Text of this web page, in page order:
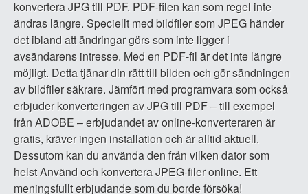
konvertera JPG till PDF. PDF-filen kan som regel inte
ändras längre. Speciellt med bildfiler som JPEG händer
det ibland att ändringar görs som inte ligger i
avsändarens intresse. Med en PDF-fil är det inte längre
möjligt. Detta tjänar din rätt till bilden och gör sändningen
av bildfiler säkrare. Jämfört med programvara som också
erbjuder konverteringen av JPG till PDF – till exempel
från ADOBE – erbjudandet av online-konverteraren är
gratis, kräver ingen installation och är alltid aktuell.
Dessutom kan du använda den från vilken dator som
helst Använd och konvertera JPEG-filer online. Ett
meningsfullt erbjudande som du borde försöka!